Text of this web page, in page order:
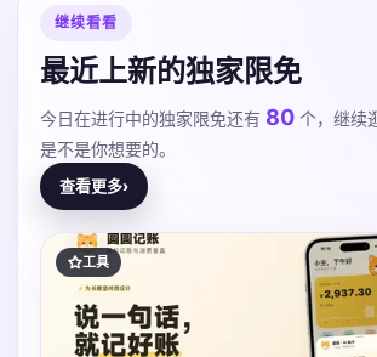
继续看看
最近上新的独家限免
今日在进行中的独家限免还有 80 个，继续
是不是你想要的。
查看更多›
工具